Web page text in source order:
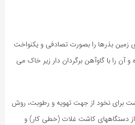
زمین بذرها را بصورت تصادفی و یکنواخت
را با گاوآهن برگردان دار زیر خاک می
برای نخود از جهت تهویه و رطوبت، روش
از دستگاههای کاشت غلات (خطی کار) و